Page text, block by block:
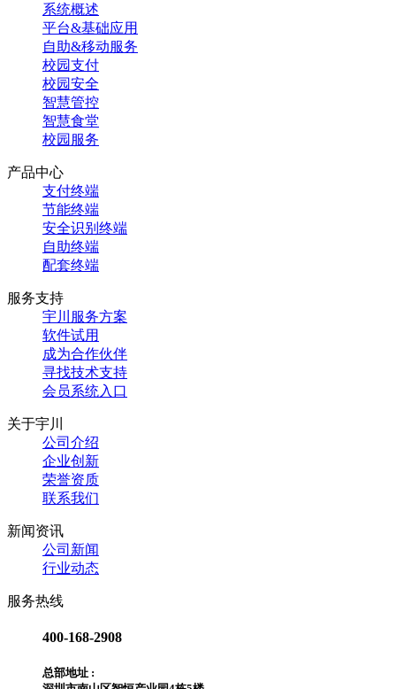
系统概述
平台&基础应用
自助&移动服务
校园支付
校园安全
智慧管控
智慧食堂
校园服务
产品中心
支付终端
节能终端
安全识别终端
自助终端
配套终端
服务支持
宇川服务方案
软件试用
成为合作伙伴
寻找技术支持
会员系统入口
关于宇川
公司介绍
企业创新
荣誉资质
联系我们
新闻资讯
公司新闻
行业动态
服务热线
400-168-2908
总部地址 :